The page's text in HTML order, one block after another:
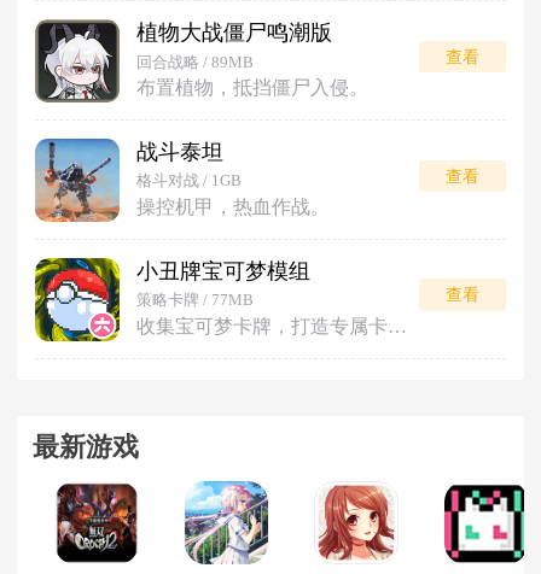
植物大战僵尸鸣潮版
回合战略 / 89MB
布置植物，抵挡僵尸入侵。
查看
战斗泰坦
格斗对战 / 1GB
操控机甲，热血作战。
查看
小丑牌宝可梦模组
策略卡牌 / 77MB
收集宝可梦卡牌，打造专属卡组对战。
查看
最新游戏